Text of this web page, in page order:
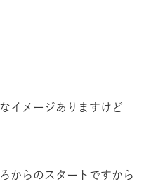
イメージありますけど
からのスタートですから